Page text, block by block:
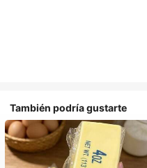
También podría gustarte